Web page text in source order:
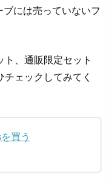
には売っていないフ
、通販限定セット
ェックしてみてく
買う